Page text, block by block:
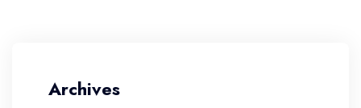
Archives